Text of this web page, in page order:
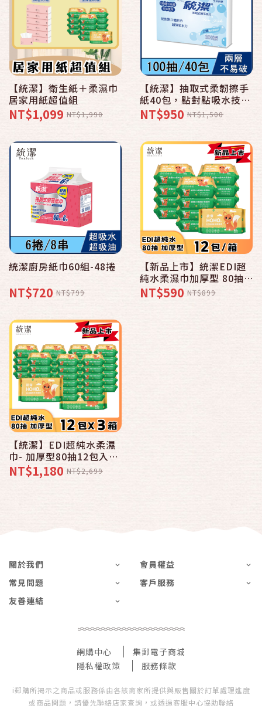
【統潔】衛生紙＋柔濕巾
居家用紙超值組
NT$1,099 NT$1,990
【統潔】抽取式柔韌擦手
紙40包，點對點吸水技
術，品質有保障
NT$950 NT$1,500
統潔廚房紙巾60組-48捲
NT$720 NT$799
【新品上市】統潔EDI超
純水柔濕巾加厚型 80抽
x12包入/箱 超純水濕紙巾
食品級成分 無酒精
NT$590 NT$899
【統潔】EDI超純水柔濕
巾- 加厚型80抽12包入x3
箱組 純水濕紙巾 食品級
成分 無酒精
NT$1,180 NT$2,699
關於我們
會員權益
常見問題
客戶服務
友善連結
網購中心
集郵電子商城
隱私權政策
服務條款
i郵購所揭示之商品或服務係由各該商家所提供與販售關於訂單處理進度
或商品問題，請優先聯絡店家查詢，或透過客服中心協助聯絡